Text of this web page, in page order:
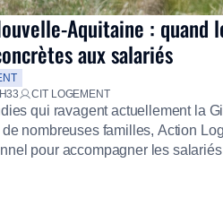
Aquitaine : quand
aux salariés
CIT LOGEMENT
qui ravagent actuellement la
nombreuses familles, Action
pour accompagner les